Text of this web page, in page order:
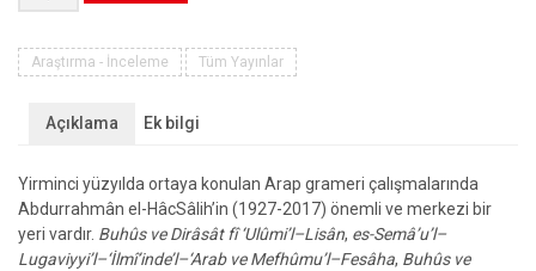
Grameri
Yapısalcılık
Kuramsal
Farklılıklar
adet
Araştırma - İnceleme Tüm Yayınlar
Açıklama Ek bilgi
Yirminci yüzyılda ortaya konulan Arap grameri çalışmalarında
Abdurrahmân el-HâcSâlih’in (1927-2017) önemli ve merkezi bir
yeri vardır. Buhûs ve Dirâsât fî ‘Ulûmi’l–Lisân, es-Semâ’u’l–
Lugaviyyi’l–‘İlmî’inde’l–‘Arab ve Mefhûmu’l–Fesâha, Buhûs ve